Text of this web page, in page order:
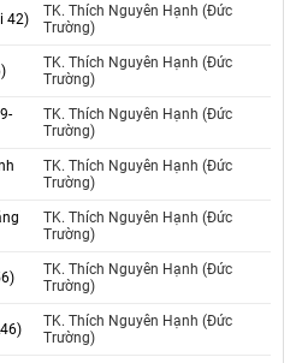
42)
TK. Thích Nguyên Hạnh (Đức
Trường)
TK. Thích Nguyên Hạnh (Đức
Trường)
TK. Thích Nguyên Hạnh (Đức
Trường)
TK. Thích Nguyên Hạnh (Đức
Trường)
TK. Thích Nguyên Hạnh (Đức
Trường)
TK. Thích Nguyên Hạnh (Đức
Trường)
TK. Thích Nguyên Hạnh (Đức
Trường)